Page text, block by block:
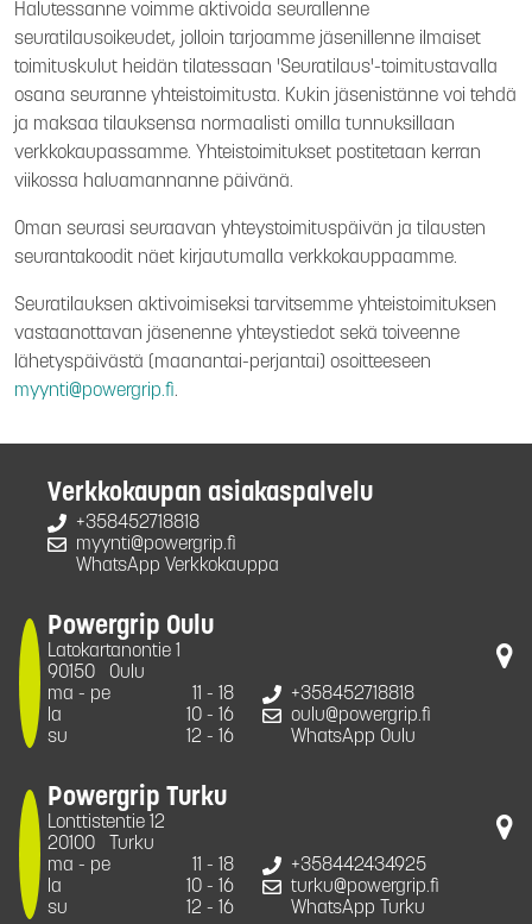
Halutessanne voimme aktivoida seurallenne
seuratilausoikeudet, jolloin tarjoamme jäsenillenne ilmaiset
toimituskulut heidän tilatessaan 'Seuratilaus'-toimitustavalla
osana seuranne yhteistoimitusta. Kukin jäsenistänne voi tehdä
ja maksaa tilauksensa normaalisti omilla tunnuksillaan
verkkokaupassamme. Yhteistoimitukset postitetaan kerran
viikossa haluamannanne päivänä.
Oman seurasi seuraavan yhteystoimituspäivän ja tilausten
seurantakoodit näet kirjautumalla verkkokauppaamme.
Seuratilauksen aktivoimiseksi tarvitsemme yhteistoimituksen
vastaanottavan jäsenenne yhteystiedot sekä toiveenne
lähetyspäivästä (maanantai-perjantai) osoitteeseen
myynti@powergrip.fi.
Verkkokaupan asiakaspalvelu
+358452718818
myynti@powergrip.fi
WhatsApp Verkkokauppa
Powergrip Oulu
Latokartanontie 1
90150
Oulu
ma - pe
11 - 18
la
10 - 16
su
12 - 16
+358452718818
oulu@powergrip.fi
WhatsApp Oulu
Powergrip Turku
Lonttistentie 12
20100
Turku
ma - pe
11 - 18
la
10 - 16
su
12 - 16
+358442434925
turku@powergrip.fi
WhatsApp Turku